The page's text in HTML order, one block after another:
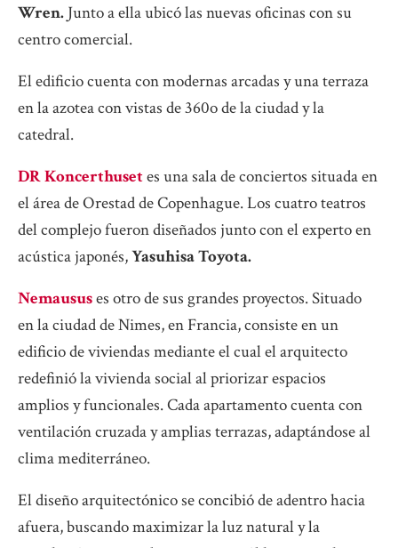
Wren. Junto a ella ubicó las nuevas oficinas con su
centro comercial.
El edificio cuenta con modernas arcadas y una terraza
en la azotea con vistas de 360o de la ciudad y la
catedral.
DR Koncerthusetes una sala de conciertos situada en
el área de Orestad de Copenhague. Los cuatro teatros
del complejo fueron diseñados junto con el experto en
acústica japonés,Yasuhisa Toyota.
Nemaususes otro de sus grandes proyectos. Situado
en la ciudad de Nimes, en Francia, consiste en un
edificio de viviendas mediante el cual el arquitecto
redefinió la vivienda social al priorizar espacios
amplios y funcionales. Cada apartamento cuenta con
ventilación cruzada y amplias terrazas, adaptándose al
clima mediterráneo.
El diseño arquitectónico se concibió de adentro hacia
afuera, buscando maximizar la luz natural y la